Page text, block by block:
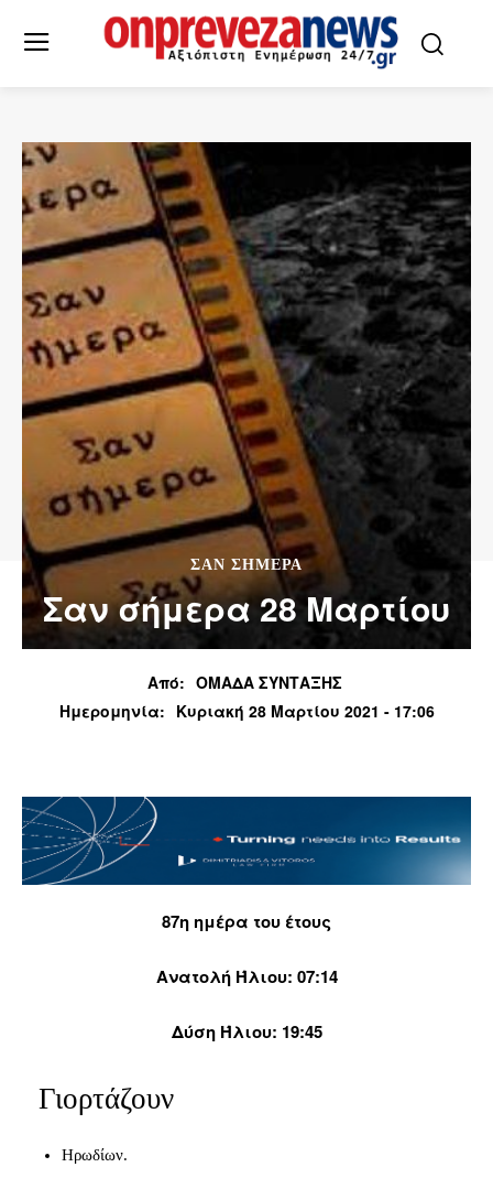
ΣΑΝ ΣΗΜΕΡΑ
Σαν σήμερα 28 Μαρτίου
Από: ΟΜΑΔΑ ΣΥΝΤΑΞΗΣ
Ημερομηνία: Κυριακή 28 Μαρτίου 2021 - 17:06
87η ημέρα του έτους
Ανατολή Ήλιου: 07:14
Δύση Ήλιου: 19:45
Γιορτάζουν
Ηρωδίων.